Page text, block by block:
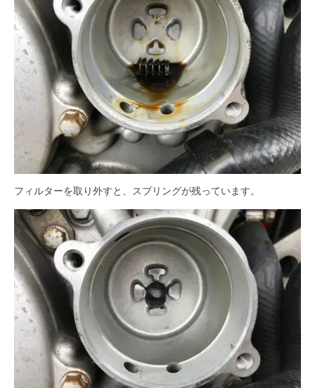
フィルターを取り外すと、スプリングが残っています。